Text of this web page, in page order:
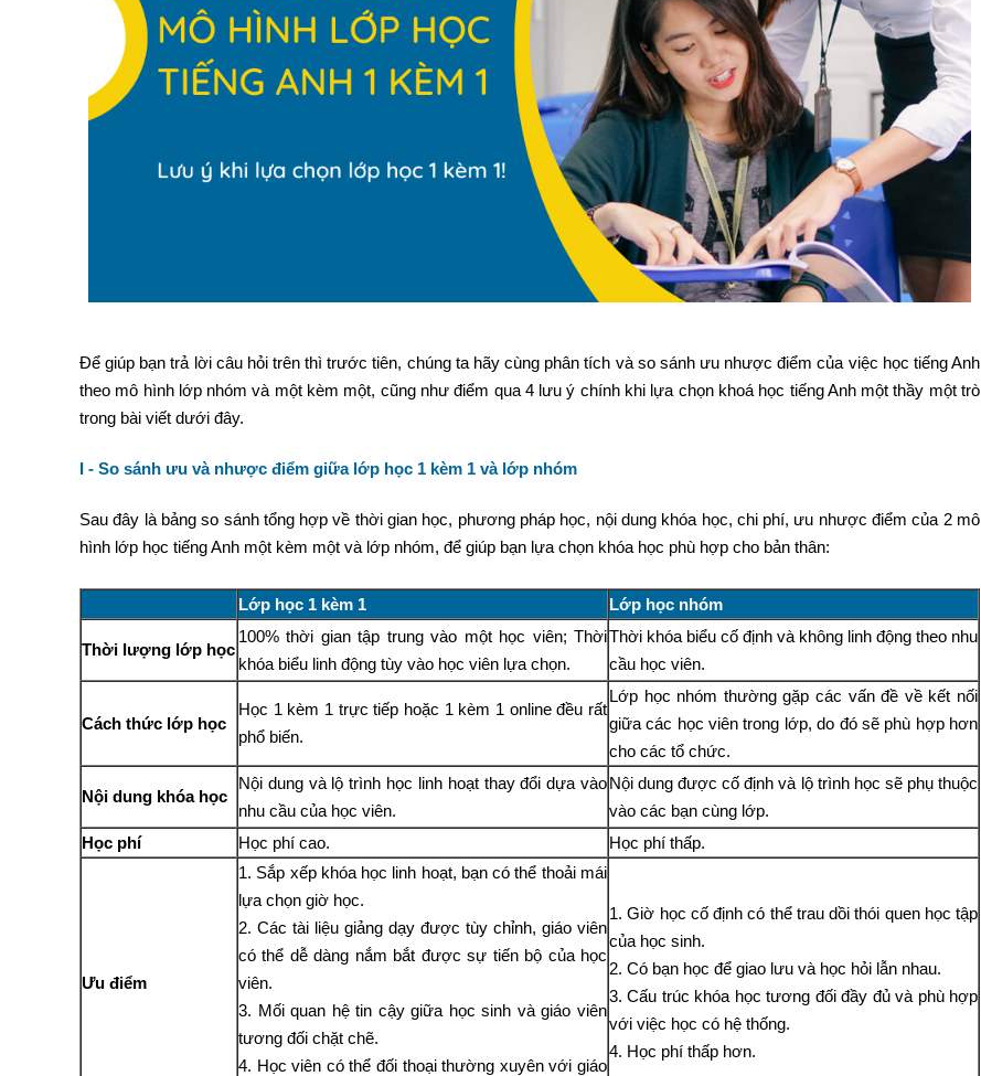
Để giúp bạn trả lời câu hỏi trên thì trước tiên, chúng ta hãy cùng phân tích và so sánh ưu nhược điểm của việc học tiếng Anh
theo mô hình lớp nhóm và một kèm một, cũng như điểm qua 4 lưu ý chính khi lựa chọn khoá học tiếng Anh một thầy một trò
trong bài viết dưới đây.
I - So sánh ưu và nhược điểm giữa lớp học 1 kèm 1 và lớp nhóm
Sau đây là bảng so sánh tổng hợp về thời gian học, phương pháp học, nội dung khóa học, chi phí, ưu nhược điểm của 2 mô
hình lớp học tiếng Anh một kèm một và lớp nhóm, để giúp bạn lựa chọn khóa học phù hợp cho bản thân:
Lớp học 1 kèm 1 Lớp học nhóm
Thời lượng lớp học
100% thời gian tập trung vào một học viên; Thời
khóa biểu linh động tùy vào học viên lựa chọn.
Thời khóa biểu cố định và không linh động theo nhu
cầu học viên.
Cách thức lớp học
Học 1 kèm 1 trực tiếp hoặc 1 kèm 1 online đều rất
phổ biến.
Lớp học nhóm thường gặp các vấn đề về kết nối
giữa các học viên trong lớp, do đó sẽ phù hợp hơn
cho các tổ chức.
Nội dung khóa học
Nội dung và lộ trình học linh hoạt thay đổi dựa vào
nhu cầu của học viên.
Nội dung được cố định và lộ trình học sẽ phụ thuộc
vào các bạn cùng lớp.
Học phí
Học phí cao. Học phí thấp.
Ưu điểm
1. Sắp xếp khóa học linh hoạt, bạn có thể thoải mái
lựa chọn giờ học.
2. Các tài liệu giảng dạy được tùy chỉnh, giáo viên
có thể dễ dàng nắm bắt được sự tiến bộ của học
viên.
3. Mối quan hệ tin cậy giữa học sinh và giáo viên
tương đối chặt chẽ.
4. Học viên có thể đối thoại thường xuyên với giáo
1. Giờ học cố định có thể trau dồi thói quen học tập
của học sinh.
2. Có bạn học để giao lưu và học hỏi lẫn nhau.
3. Cấu trúc khóa học tương đối đầy đủ và phù hợp
với việc học có hệ thống.
4. Học phí thấp hơn.